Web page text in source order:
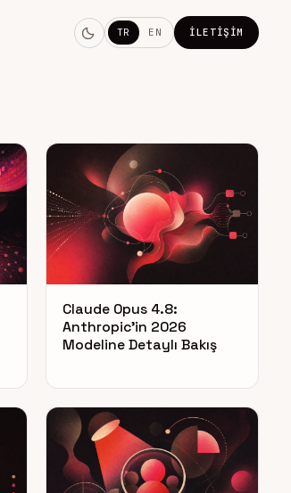
TR EN İLETIŞIM
Claude Opus 4.8:
Anthropic’in 2026
Modeline Detaylı Bakış